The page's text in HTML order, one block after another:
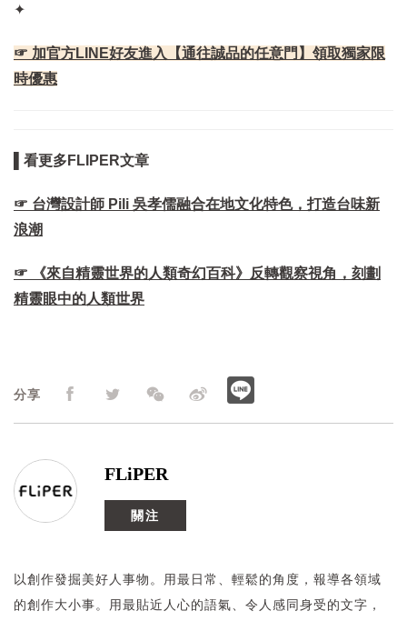
✦
☞ 加官方LINE好友進入【通往誠品的任意門】領取獨家限
時優惠
▌看更多FLIPER文章
☞ 台灣設計師 Pili 吳孝儒融合在地文化特色，打造台味新
浪潮
☞ 《來自精靈世界的人類奇幻百科》反轉觀察視角，刻劃
精靈眼中的人類世界
分享
FLiPER
關注
以創作發掘美好人事物。用最日常、輕鬆的角度，報導各領域
的創作大小事。用最貼近人心的語氣、令人感同身受的文字，